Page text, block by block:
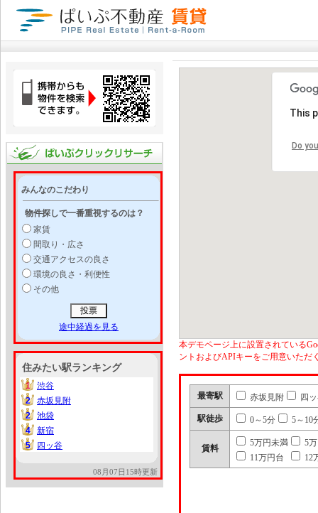
みんなのこだわり
物件探しで一番重視するのは？
家賃
間取り・広さ
交通アクセスの良さ
環境の良さ・利便性
その他
途中経過を見る
住みたい駅ランキング
1
1
渋谷
2
2
赤坂見附
2
2
池袋
4
4
新宿
5
5 四ッ谷
08月07日15時更新
This
Do
本デモページ上に設置されている
ントおよびAPIキーをご用意いただ
最寄駅 赤坂見附 四
駅徒歩 0～5分 5～10
賃料
5万円未満
5
11万円台
12